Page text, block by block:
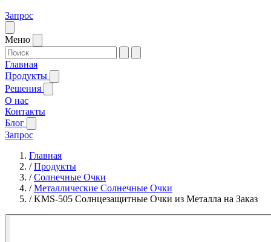
Запрос
Меню
Главная
Продукты
Решения
О нас
Контакты
Блог
Запрос
Главная
/Продукты
/Солнечные Очки
/Металлические Солнечные Очки
/KMS-505 Солнцезащитные Очки из Металла на Заказ